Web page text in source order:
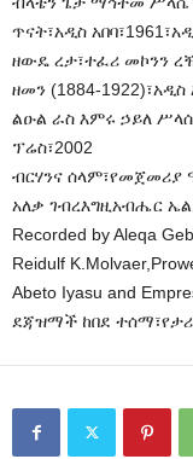
ጥናት፣አዲስ
ዘውዴ ረታ፣ተፈሪ መኮንን
ዘመን (1884-1922)፣አዲስ
ልዑል ራስ እምሩ ኃይለ
ፕሬስ፣2002
ብርሃንና ሰላም፣የመጀመሪያ
አለቃ ገብረእግዚአብሔር
Recorded by Aleqa
Reidulf
Abeto Iyasu and
ደጃዝማች ከበደ